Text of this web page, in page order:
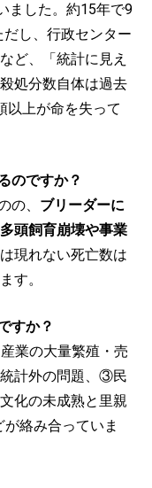
ました。約15年で9
し、行政センター
ど、「統計に見え
処分数自体は過去
以上が命を失って
のですか？
の、 ブリーダーに
多頭飼育崩壊や事業
現れない死亡数は
す。
すか？
業の大量繁殖・売
計外の問題、③民
化の未成熟と里親
絡み合っていま